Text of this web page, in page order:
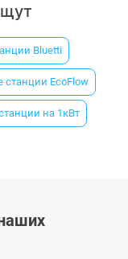
Bluetti
станции EcoFlow
на 1кВт